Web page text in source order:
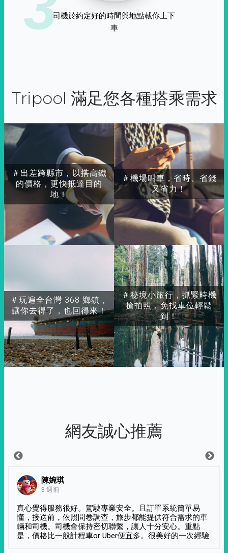
司機於約定好的時間與地點載你上下
車
Tripool 滿足您各種搭乘需求
＃出差跨縣市，以搭高鐵
的價格，更快抵達目的
地！
＃玩遍全台灣 368 鄉鎮，
讓你去得了，也回得來！
＃秘境小旅行，抓緊時機
搶拍照，免找車位輕鬆
到！
＃機場叫車，省時、省錢
又省力！
網友誠心推薦
陳婉琪
3 週前
真心覺得服務很好。駕駛專業安全。且訂單系統簡單易
懂，接送前，依照問卷調查，旅步都能提供符合需求的車
輛和司機。司機會保持密切聯繫，讓人十分安心。重點
是，價格比一般計程車or Uber便宜多。很美好的一次經驗